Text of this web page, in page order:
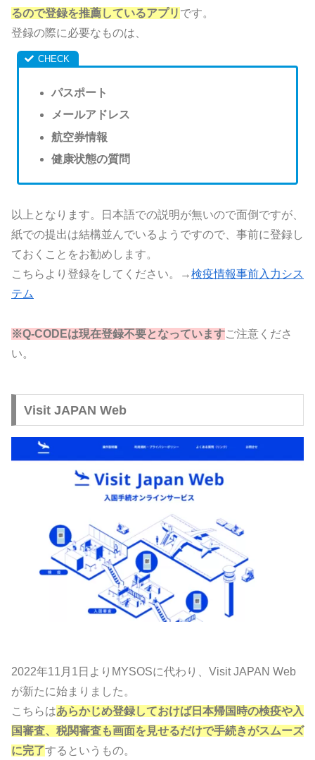
るので登録を推薦しているアプリ です。
登録の際に必要なものは、
パスポート
メールアドレス
航空券情報
健康状態の質問
以上となります。日本語での説明が無いので面倒ですが、
紙での提出は結構並んでいるようですので、事前に登録し
ておくことをお勧めします。
こちらより登録をしてください。→検疫情報事前入力シス
テム
※Q-CODEは現在登録不要となっていますご注意くださ
い。
Visit JAPAN Web
2022年11月1日よりMYSOSに代わり、Visit JAPAN Web
が新たに始まりました。
こちらはあらかじめ登録しておけば日本帰国時の検疫や入
国審査、税関審査も画面を見せるだけで手続きがスムーズ
に完了するというもの。